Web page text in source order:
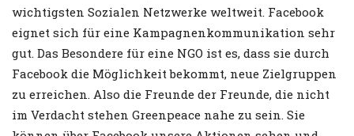
wichtigsten Sozialen Netzwerke weltweit. Facebook
eignet sich für eine Kampagnenkommunikation sehr
gut. Das Besondere für eine NGO ist es, dass sie durch
Facebook die Möglichkeit bekommt, neue Zielgruppen
zu erreichen. Also die Freunde der Freunde, die nicht
im Verdacht stehen Greenpeace nahe zu sein. Sie